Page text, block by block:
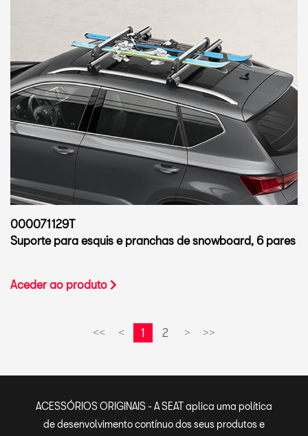
000071129T
Suporte para esquis e pranchas de snowboard, 6 pares
Aceder ao produto
<< < 1 2 > >>
ACESSÓRIOS ORIGINAIS - A SEAT aplica uma política
de desenvolvimento contínuo dos seus produtos e